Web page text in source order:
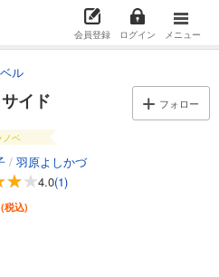
会員登録 ログイン メニュー
ル
イド フォロー
ノベ
/ 羽原よしかづ
4.0(1)
税込)